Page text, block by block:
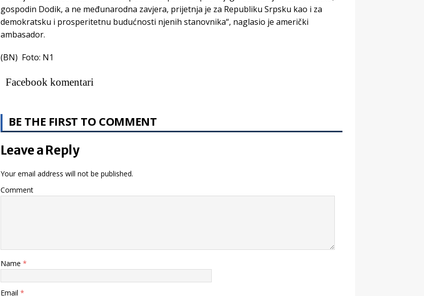
gospodin Dodik, a ne međunarodna zavjera, prijetnja je za Republiku Srpsku kao i za
demokratsku i prosperitetnu budućnosti njenih stanovnika“, naglasio je američki
ambasador.
(BN) Foto: N1
Facebook komentari
BE THE FIRST TO COMMENT
Leave a Reply
Your email address will not be published.
Comment
Name *
Email *